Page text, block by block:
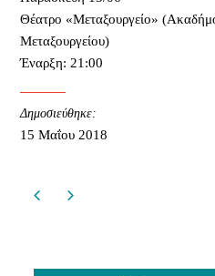
Θέατρο «Μεταξουργείο»
Μεταξουργείου)
Έναρξη: 21:00
Δημοσιεύθηκε:
15 Μαΐου 2018